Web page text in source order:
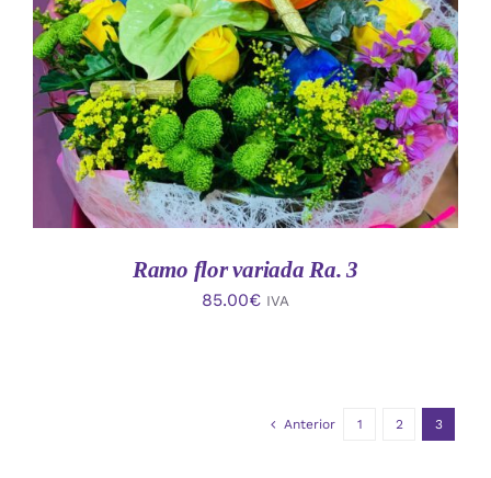
AÑADIR AL CARRITO
/
DETALLES
Ramo flor variada Ra. 3
85.00€ IVA
Anterior 1 2 3